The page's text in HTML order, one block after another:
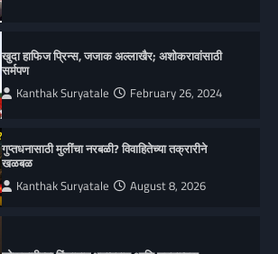
खुदा हाफिज प्रिन्स, जजाक अल्लाखैर; अशोकरावांसाठी
सर्मपण
Kanthak Suryatale February 26, 2024
गुप्तधनासाठी मुलींचा नरबळी? विवाहितेच्या तक्रारीने
खळबळ
Kanthak Suryatale August 8, 2026